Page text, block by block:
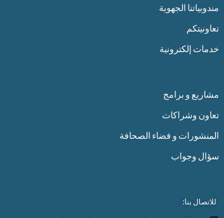
مندوبياتنا الجهوية
تعاونيتكم
خدمات إلكترونية
مشاريع و برامج
تعاون وشراكات
المنشورات و فضاء الصحافة
سؤال وجواب
للاتصال بنا: